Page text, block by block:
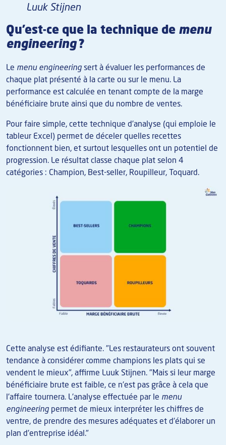
Luuk Stijnen
Qu'est-ce que la technique de menu
engineering?
Le menu engineeringsert à évaluer les performances de
chaque plat présenté à la carte ou sur le menu. La
performance est calculée en tenant compte de la marge
bénéficiaire brute ainsi que du nombre de ventes.
Pour faire simple, cette technique d'analyse (qui emploie le
tableur Excel) permet de déceler quelles recettes
fonctionnent bien, et surtout lesquelles ont un potentiel de
progression. Le résultat classe chaque plat selon 4
catégories : Champion, Best-seller, Roupilleur, Toquard.
Cette analyse est édifiante. "Les restaurateurs ont souvent
tendance à considérer comme champions les plats qui se
vendent le mieux", affirme Luuk Stijnen. "Mais si leur marge
bénéficiaire brute est faible, ce n'est pas grâce à cela que
l'affaire tournera. L'analyse effectuée par le menu
engineering permet de mieux interpréter les chiffres de
ventre, de prendre des mesures adéquates et d'élaborer un
plan d'entreprise idéal."